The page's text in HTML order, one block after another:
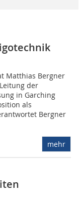
Matthias Bergner
der
in Garching
als
Bergner
mehr